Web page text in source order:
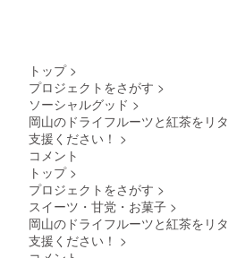
トップ >
プロジェクトをさがす >
ソーシャルグッド >
岡山のドライフルーツと紅茶をリ
支援ください！ >
コメント
トップ >
プロジェクトをさがす >
スイーツ・甘党・お菓子 >
岡山のドライフルーツと紅茶をリ
支援ください！ >